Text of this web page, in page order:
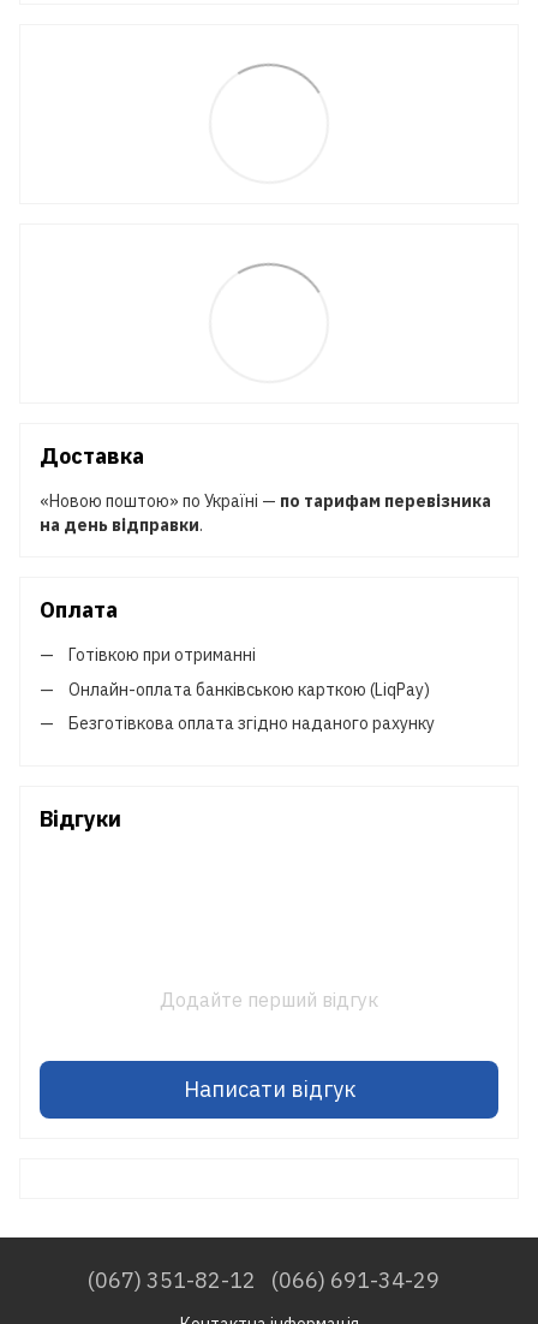
Доставка
«Новою поштою» по Україні — по тарифам перевізника
на день відправки.
Оплата
Готівкою при отриманні
Онлайн-оплата банківською карткою (LiqPay)
Безготівкова оплата згідно наданого рахунку
Відгуки
Додайте перший відгук
Написати відгук
(067) 351-82-12 (066) 691-34-29